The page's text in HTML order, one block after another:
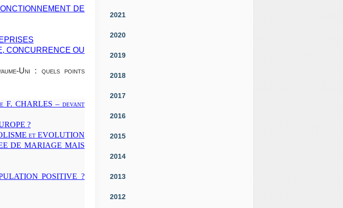
DE
CONCURRENCE OU
Uni : quels points
F. CHARLES – devant
?
et EVOLUTION
DE MARIAGE MAIS
POSITIVE ?
2021
2020
2019
2018
2017
2016
2015
2014
2013
2012